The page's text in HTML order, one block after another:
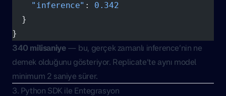
    "inference"
: 0.342
  }
}
340 milisaniye— bu, gerçek zamanlı inference’nin ne
demek olduğunu gösteriyor. Replicate’te aynı model
minimum 2 saniye sürer.
3. Python SDK ile Entegrasyon